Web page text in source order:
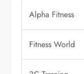
Alpha Fitness
Fitness World